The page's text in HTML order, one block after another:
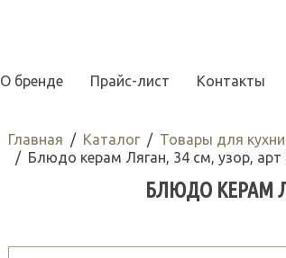
О бренде Прайс-лист Контакты
Главная Каталог Товары для кухни
Блюдо керам Ляган, 34 см, узор, арт
БЛЮДО КЕРАМ